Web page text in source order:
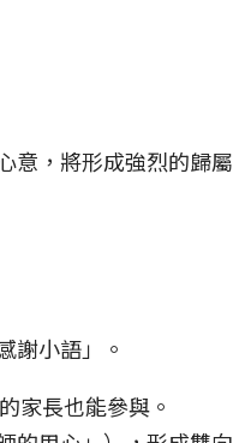
意，將形成強烈的歸屬
謝小語」。
家長也能參與。